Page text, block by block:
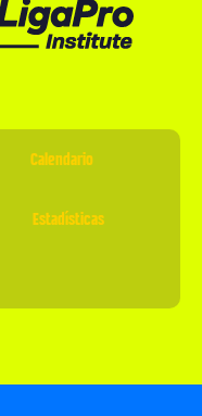
Calendario
Estadísticas